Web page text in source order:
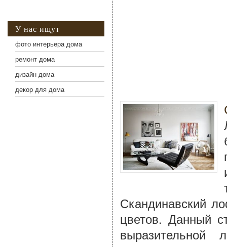
Скандинавский
цветов. Данный
выразительной
У нас ищут
фото интерьера дома
ремонт дома
дизайн дома
декор для дома